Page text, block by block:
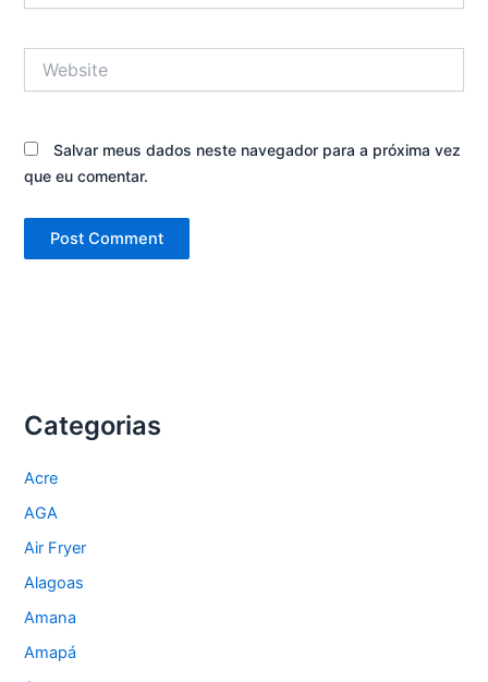
Salvar meus dados neste navegador para a próxima vez
que eu comentar.
Categorias
Acre
AGA
Air Fryer
Alagoas
Amana
Amapá